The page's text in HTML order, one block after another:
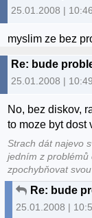
25.01.2008 | 10:46
myslim ze bez
Re: bude
25.01.2008 | 10:49
No, bez diskov,
to moze byt dost
Strach dát najevo
jedním z problémů
zpochybňovat
Re: bude
25.01.2008 |